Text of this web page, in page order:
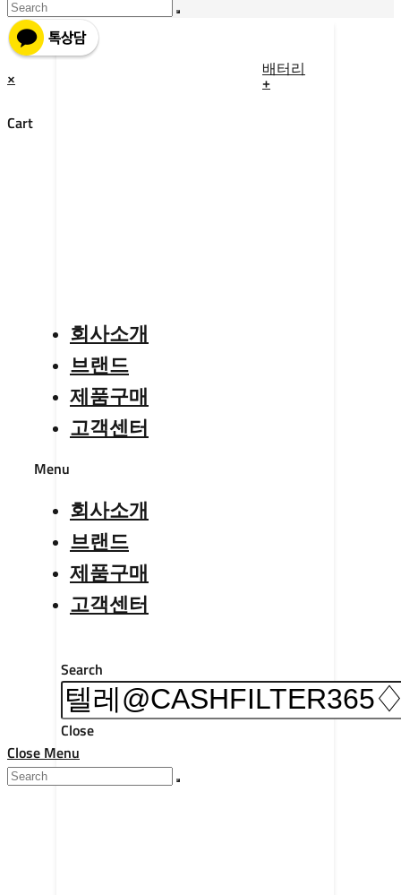
배터리
+
×
Cart
회사소개
브랜드
제품구매
고객센터
Menu
회사소개
브랜드
제품구매
고객센터
Search
Close
Close Menu